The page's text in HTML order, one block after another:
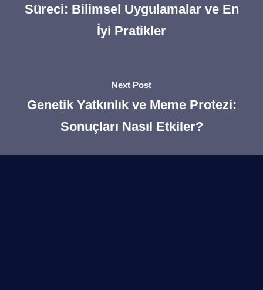
Süreci: Bilimsel Uygulamalar ve En
İyi Pratikler
Next Post
Genetik Yatkınlık ve Meme Protezi:
Sonuçları Nasıl Etkiler?